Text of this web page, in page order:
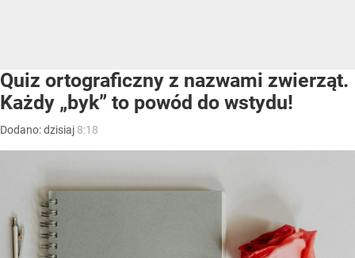
Quiz ortograficzny z nazwami zwierząt.
Każdy „byk” to powód do wstydu!
Dodano:dzisiaj 8:18